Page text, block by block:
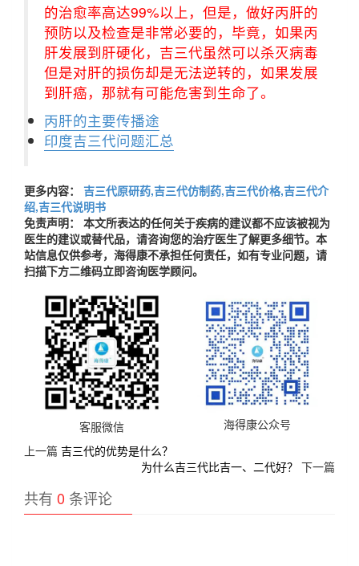
的治愈率高达99%以上，但是，做好丙肝的
预防以及检查是非常必要的，毕竟，如果丙
肝发展到肝硬化，吉三代虽然可以杀灭病毒
但是对肝的损伤却是无法逆转的，如果发展
到肝癌，那就有可能危害到生命了。
丙肝的主要传播途
印度吉三代问题汇总
更多内容：
吉三代原研药,吉三代仿制药,吉三代价格,吉三代介
绍,吉三代说明书
免责声明： 本文所表达的任何关于疾病的建议都不应该被视为
医生的建议或替代品，请咨询您的治疗医生了解更多细节。本
站信息仅供参考，海得康不承担任何责任，如有专业问题，请
扫描下方二维码立即咨询医学顾问。
客服微信
海得康公众号
上一篇 吉三代的优势是什么？
为什么吉三代比吉一、二代好？ 下一篇
共有 0 条评论